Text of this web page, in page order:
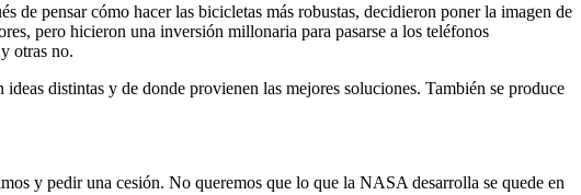
de pensar cómo hacer las bicicletas más robustas, decidieron poner la imagen de
pero hicieron una inversión millonaria para pasarse a los teléfonos
otras no.
distintas y de donde provienen las mejores soluciones. También se produce
y pedir una cesión. No queremos que lo que la NASA desarrolla se quede en